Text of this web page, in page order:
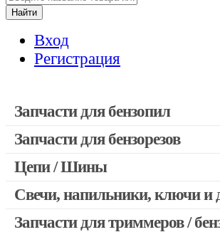
Найти
Вход
Регистрация
Запчасти для бензопил
Запчасти для бензопил Stihl
Запчасти для бензопил Husqvarna,
Запчасти для бензопил Oleo-mac,
Запчасти для бензорезов
Цепи / Шины
Свечи, напильники, ключи и
Запчасти для триммеров /